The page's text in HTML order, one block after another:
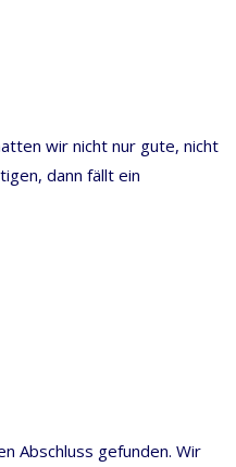
wir nicht nur gute, nicht
dann fällt ein
Abschluss gefunden. Wir